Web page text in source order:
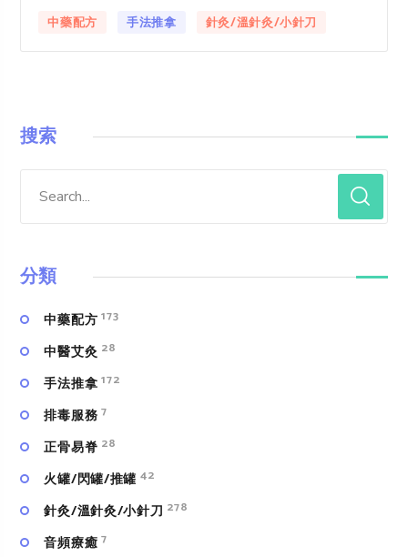
中藥配方 手法推拿 針灸/溫針灸/小針刀
搜索
分類
中藥配方 173
中醫艾灸 28
手法推拿 172
排毒服務 7
正骨易脊 28
火罐/閃罐/推罐 42
針灸/溫針灸/小針刀 278
⾳頻療癒 7